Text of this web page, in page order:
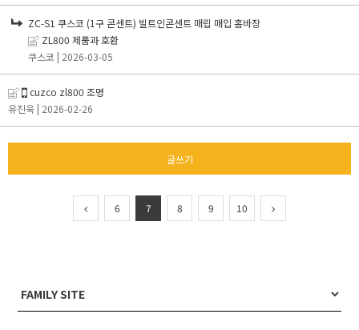
ZC-S1 쿠스코 (1구 콘센트) 빌트인콘센트 매립 매입 홈바장
ZL800 제품과 호환
쿠스코 | 2026-03-05
cuzco zl800 조명
유진욱 | 2026-02-26
글쓰기
6 7 8 9 10